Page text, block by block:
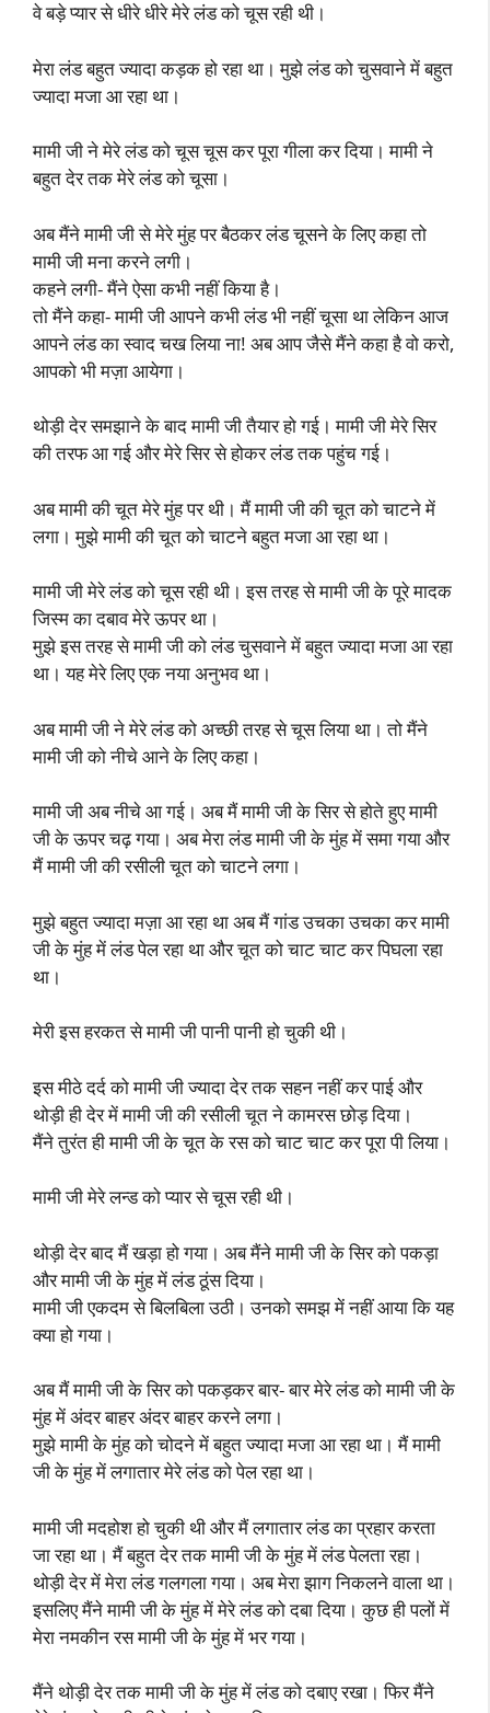
वे बड़े प्यार से धीरे धीरे मेरे लंड को चूस रही थी।
मेरा लंड बहुत ज्यादा कड़क हो रहा था। मुझे लंड को चुसवाने में बहुत
ज्यादा मजा आ रहा था।
मामी जी ने मेरे लंड को चूस चूस कर पूरा गीला कर दिया। मामी ने
बहुत देर तक मेरे लंड को चूसा।
अब मैंने मामी जी से मेरे मुंह पर बैठकर लंड चूसने के लिए कहा तो
मामी जी मना करने लगी।
कहने लगी- मैंने ऐसा कभी नहीं किया है।
तो मैंने कहा- मामी जी आपने कभी लंड भी नहीं चूसा था लेकिन आज
आपने लंड का स्वाद चख लिया ना! अब आप जैसे मैंने कहा है वो करो,
आपको भी मज़ा आयेगा।
थोड़ी देर समझाने के बाद मामी जी तैयार हो गई। मामी जी मेरे सिर
की तरफ आ गई और मेरे सिर से होकर लंड तक पहुंच गई।
अब मामी की चूत मेरे मुंह पर थी। मैं मामी जी की चूत को चाटने में
लगा। मुझे मामी की चूत को चाटने बहुत मजा आ रहा था।
मामी जी मेरे लंड को चूस रही थी। इस तरह से मामी जी के पूरे मादक
जिस्म का दबाव मेरे ऊपर था।
मुझे इस तरह से मामी जी को लंड चुसवाने में बहुत ज्यादा मजा आ रहा
था। यह मेरे लिए एक नया अनुभव था।
अब मामी जी ने मेरे लंड को अच्छी तरह से चूस लिया था। तो मैंने
मामी जी को नीचे आने के लिए कहा।
मामी जी अब नीचे आ गई। अब मैं मामी जी के सिर से होते हुए मामी
जी के ऊपर चढ़ गया। अब मेरा लंड मामी जी के मुंह में समा गया और
मैं मामी जी की रसीली चूत को चाटने लगा।
मुझे बहुत ज्यादा मज़ा आ रहा था अब मैं गांड उचका उचका कर मामी
जी के मुंह में लंड पेल रहा था और चूत को चाट चाट कर पिघला रहा
था।
मेरी इस हरकत से मामी जी पानी पानी हो चुकी थी।
इस मीठे दर्द को मामी जी ज्यादा देर तक सहन नहीं कर पाई और
थोड़ी ही देर में मामी जी की रसीली चूत ने कामरस छोड़ दिया।
मैंने तुरंत ही मामी जी के चूत के रस को चाट चाट कर पूरा पी लिया।
मामी जी मेरे लन्ड को प्यार से चूस रही थी।
थोड़ी देर बाद मैं खड़ा हो गया। अब मैंने मामी जी के सिर को पकड़ा
और मामी जी के मुंह में लंड ठूंस दिया।
मामी जी एकदम से बिलबिला उठी। उनको समझ में नहीं आया कि यह
क्या हो गया।
अब मैं मामी जी के सिर को पकड़कर बार- बार मेरे लंड को मामी जी के
मुंह में अंदर बाहर अंदर बाहर करने लगा।
मुझे मामी के मुंह को चोदने में बहुत ज्यादा मजा आ रहा था। मैं मामी
जी के मुंह में लगातार मेरे लंड को पेल रहा था।
मामी जी मदहोश हो चुकी थी और मैं लगातार लंड का प्रहार करता
जा रहा था। मैं बहुत देर तक मामी जी के मुंह में लंड पेलता रहा।
थोड़ी देर में मेरा लंड गलगला गया। अब मेरा झाग निकलने वाला था।
इसलिए मैंने मामी जी के मुंह में मेरे लंड को दबा दिया। कुछ ही पलों में
मेरा नमकीन रस मामी जी के मुंह में भर गया।
मैंने थोड़ी देर तक मामी जी के मुंह में लंड को दबाए रखा। फिर मैंने